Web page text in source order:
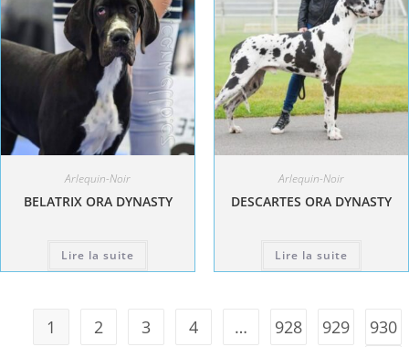
Arlequin-Noir
BELATRIX ORA DYNASTY
Lire la suite
Arlequin-Noir
DESCARTES ORA DYNASTY
Lire la suite
1 2 3 4 … 928 929 930